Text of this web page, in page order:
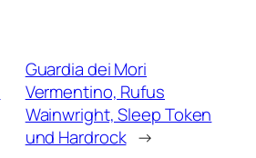
Guardia dei Mori
Vermentino, Rufus
Wainwright, Sleep Token
und Hardrock →